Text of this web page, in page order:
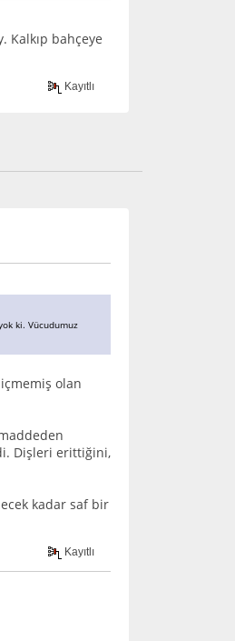
Kalkıp bahçeye
Kayıtlı
ki. Vücudumuz
olan
Dişleri erittiğini,
kadar saf bir
Kayıtlı